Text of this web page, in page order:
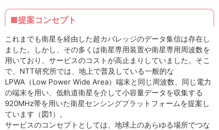
■提案コンセプト
これまでも衛星を経由した超カバレッジのデータ集信は存在し
ました。しかし、その多くは衛星専用装置や衛星専用周波数を
用いており、サービスのコストが高止まりしていました。そこ
で、NTT研究所では、地上で普及している一般的な
LPWA（Low Power Wide Area）端末と同じ周波数、同じ電力
の端末を用い、低軌道衛星を介して小容量データを収集する
920MHz帯を用いた衛星センシングプラットフォームを提案し
ています（図1）。
サービスのコンセプトとしては、地球上のあらゆる場所でつな